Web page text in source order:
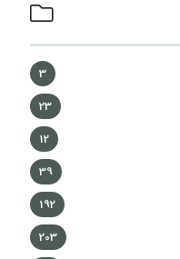
3
23
12
39
192
203